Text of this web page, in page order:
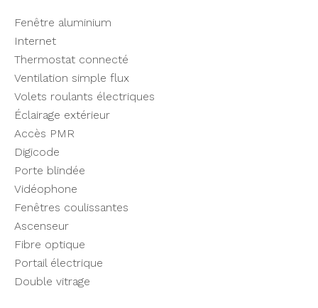
Fenêtre aluminium
Internet
Thermostat connecté
Ventilation simple flux
Volets roulants électriques
Éclairage extérieur
Accès PMR
Digicode
Porte blindée
Vidéophone
Fenêtres coulissantes
Ascenseur
Fibre optique
Portail électrique
Double vitrage